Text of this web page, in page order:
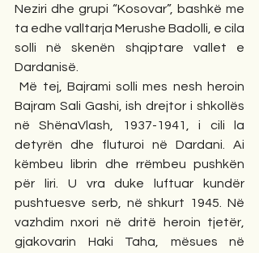
Neziri dhe grupi “Kosovar”, bashkë me
ta edhe valltarja Merushe Badolli, e cila
solli në skenën shqiptare vallet e
Dardanisë.
Më tej, Bajrami solli mes nesh heroin
Bajram Sali Gashi, ish drejtor i shkollës
në ShënaVlash, 1937-1941, i cili la
detyrën dhe fluturoi në Dardani. Ai
këmbeu librin dhe rrëmbeu pushkën
për liri. U vra duke luftuar kundër
pushtuesve serb, në shkurt 1945. Në
vazhdim nxori në dritë heroin tjetër,
gjakovarin Haki Taha, mësues në